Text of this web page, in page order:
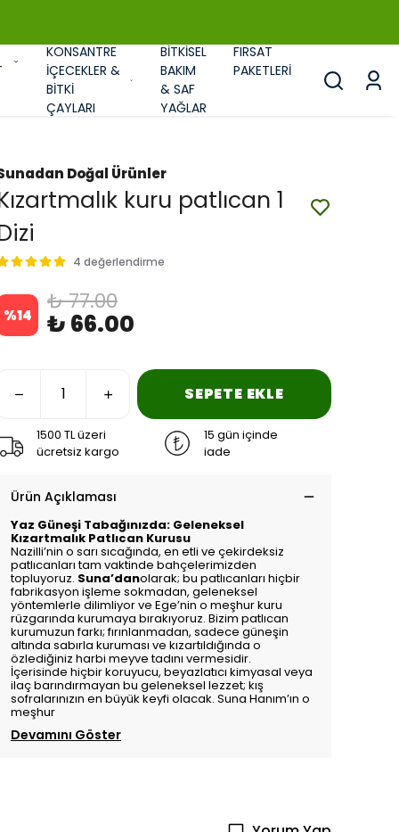
KONSANTRE
İÇECEKLER &
BİTKİ
ÇAYLARI
BİTKİSEL
BAKIM
& SAF
YAĞLAR
FIRSAT
PAKETLERİ
Doğal Ürünler
kuru patlıcan 1
4 değerlendirme
%14 ₺ 77.00
₺ 66.00
SEPETE EKLE
1500 TL üzeri
ücretsiz kargo
15 gün içinde
iade
Ürün Açıklaması
Yaz Güneşi Tabağınızda: Geleneksel
Kızartmalık Patlıcan Kurusu
Nazilli’nin o sarı sıcağında, en etli ve çekirdeksiz
patlıcanları tam vaktinde bahçelerimizden
topluyoruz. Suna’danolarak; bu patlıcanları hiçbir
fabrikasyon işleme sokmadan, geleneksel
yöntemlerle dilimliyor ve Ege’nin o meşhur kuru
rüzgarında kurumaya bırakıyoruz. Bizim patlıcan
kurumuzun farkı; fırınlanmadan, sadece güneşin
altında sabırla kuruması ve kızartıldığında o
özlediğiniz harbi meyve tadını vermesidir.
İçerisinde hiçbir koruyucu, beyazlatıcı kimyasal veya
ilaç barındırmayan bu geleneksel lezzet; kış
sofralarınızın en büyük keyfi olacak. Suna Hanım’ın o
meşhur
Devamını Göster